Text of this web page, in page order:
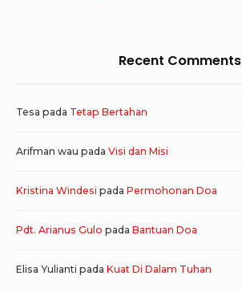
Recent Comments
Tesa pada Tetap Bertahan
Arifman wau pada Visi dan Misi
Kristina Windesi pada Permohonan Doa
Pdt. Arianus Gulo pada Bantuan Doa
Elisa Yulianti pada Kuat Di Dalam Tuhan